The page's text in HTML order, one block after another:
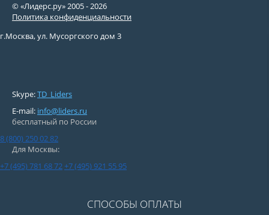
© «Лидерс.ру» 2005 -2026
Политика конфиденциальности
г.Москва, ул. Мусоргского дом 3
Skype:TD_Liders
E-mail: info@liders.ru
бесплатный по России
8 (800) 250 02 82
Для Москвы:
+7 (495) 781 68 72+7 (495) 921 55 95
СПОСОБЫ ОПЛАТЫ